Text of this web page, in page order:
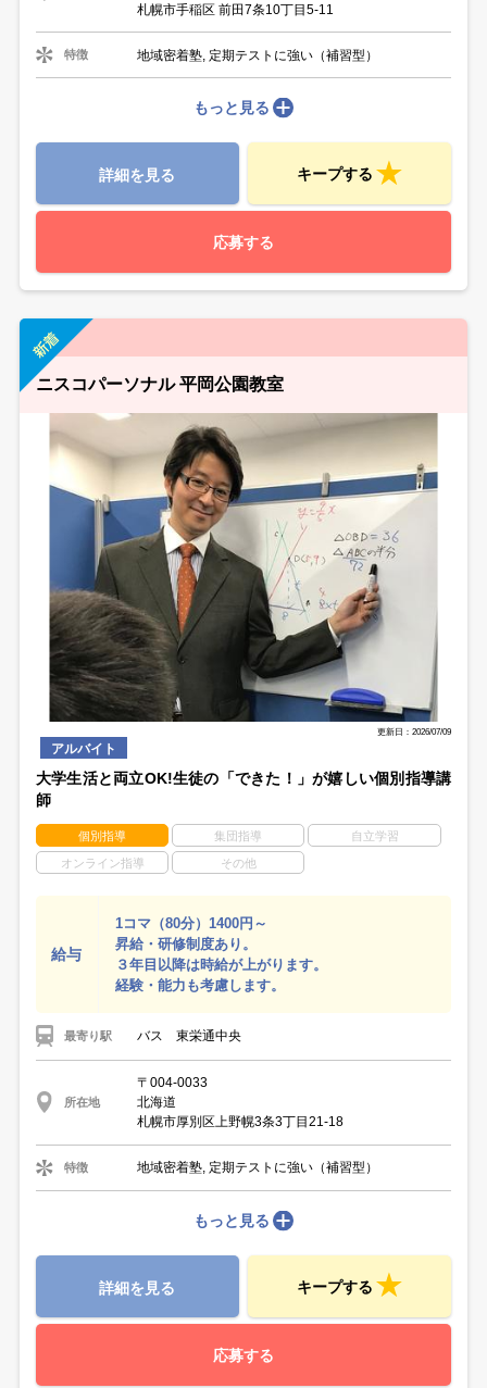
札幌市手稲区 前田7条10丁目5-11
特徴 地域密着塾, 定期テストに強い（補習型）
もっと見る
詳細を見る キープする
応募する
ニスコパーソナル 平岡公園教室
更新日：2026/07/09
アルバイト
大学生活と両立OK!生徒の「できた！」が嬉しい個別指導講
師
個別指導 集団指導 自立学習
オンライン指導 その他
給与
1コマ（80分）1400円～
昇給・研修制度あり。
３年目以降は時給が上がります。
経験・能力も考慮します。
最寄り駅 バス 東栄通中央
所在地
〒004-0033
北海道
札幌市厚別区上野幌3条3丁目21-18
特徴 地域密着塾, 定期テストに強い（補習型）
もっと見る
詳細を見る キープする
応募する